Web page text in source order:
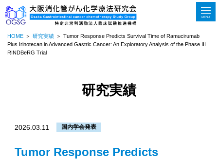
MENU
HOME 研究実績
Tumor Response Predicts Survival Time of Ramucirumab
Plus Irinotecan in Advanced Gastric Cancer: An Exploratory Analysis of the Phase III
RINDBeRG Trial
研究実績
2026.03.11 国内学会発表
Tumor Response Predicts